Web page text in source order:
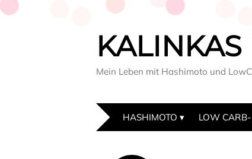
KALINKAS
Mein Leben mit Hashimoto und
HASHIMOTO LOW